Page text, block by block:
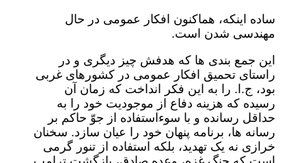
ساده اینکه، هماکنون افکار عمومی در حال
مهندسی شدن است.
این جمع بندی ها که هدفش چیز دیگری و در
راستای تحمیق افکار عمومی در کشورهای غربی
بود، ج.ا. را به این فکر انداخت که زمان آن
رسیده که هزینه دفاع از موجودیت خود را به
حداقل رسانده و با سوءاستفاده از جوّ حاکم بر
رسانه ها، برنامه پنهان خود را عیان سازد. سخنان
خرازی نه یک تهدید، بلکه استفاده از تنور گرمی